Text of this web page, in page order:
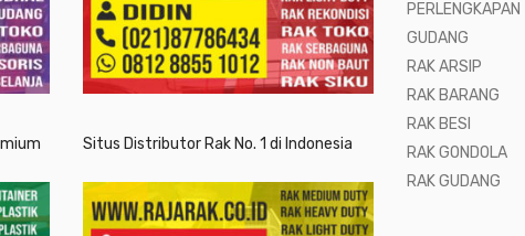
Situs Distributor Rak No. 1 di Indonesia
PERLENGKAPAN
GUDANG
RAK ARSIP
RAK BARANG
RAK BESI
RAK GONDOLA
RAK GUDANG